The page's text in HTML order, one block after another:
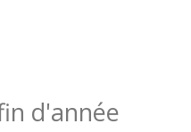
d'année